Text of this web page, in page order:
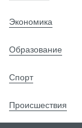
Экономика
Образование
Спорт
Происшествия